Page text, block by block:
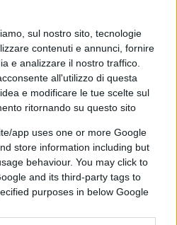
sul nostro sito, tecnologie
contenuti e annunci, fornire
e analizzare il nostro traffico.
all'utilizzo di questa
e modificare le tue scelte sul
ritornando su questo sito
app uses one or more Google
store information including but
behaviour. You may click to
and its third-party tags to
purposes in below Google
della buona
veloce nei giudizi, più forte
chiara nel distinguere
comprensibile persino ai
buona fede deve poter
chi paga le tasse deve
tranquillo, sapendo
a controllare come